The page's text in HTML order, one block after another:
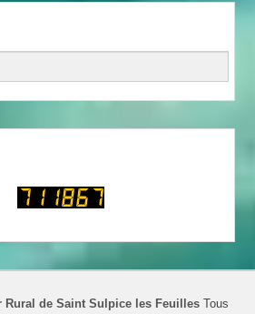
Rural de Saint Sulpice les Feuilles Tous